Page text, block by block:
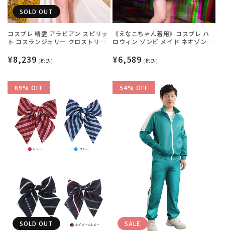
SOLD OUT
コスプレ 精霊 アラビアン スピリッ
ト コスランジェリー クロストリア
【クリアストーン】
通
価
格
¥8,239 (税込)
《えなこちゃん着用》コスプレ ハ
ロウィン ゾンビ メイド ネオゾンビ
リーン【クリアストーン】♡
通
価
格
¥6,589 (税込)
SOLD OUT
69% OFF
SALE
54% OFF